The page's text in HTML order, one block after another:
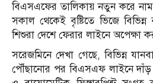
বিএসএফের তালিকায় নতুন করে
সকাল থেকেই বৃষ্টিতে ভিজে
শিশুরা দেশে ফেরার লাইনে অপেক্ষা
সরেজমিনে দেখা গেছে, বিভিন্ন
পৌঁছানোর পর বিএসএফ লাইনে দাঁড়